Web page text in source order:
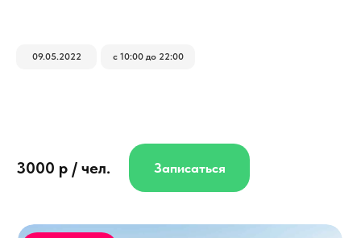
3000 р / чел.
09.05.2022 с 10:00 до 22:00
Записаться